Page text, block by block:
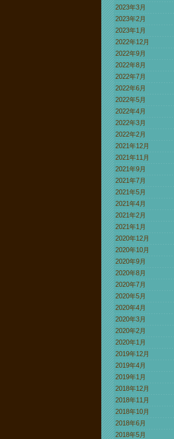
2023年3月
2023年2月
2023年1月
2022年12月
2022年9月
2022年8月
2022年7月
2022年6月
2022年5月
2022年4月
2022年3月
2022年2月
2021年12月
2021年11月
2021年9月
2021年7月
2021年5月
2021年4月
2021年2月
2021年1月
2020年12月
2020年10月
2020年9月
2020年8月
2020年7月
2020年5月
2020年4月
2020年3月
2020年2月
2020年1月
2019年12月
2019年4月
2019年1月
2018年12月
2018年11月
2018年10月
2018年6月
2018年5月